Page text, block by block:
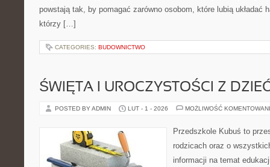
powstają tak, by pomagać zarówno osobom, które lubią układać
którzy […]
CATEGORIES: BUDOWNICTWO
ŚWIĘTA I UROCZYSTOŚCI Z
POSTED BY ADMIN LUT - 1 - 2026 MOŻLIWOŚĆ
Przedszkole Kubuś to
rodzicach oraz o
informacji na temat